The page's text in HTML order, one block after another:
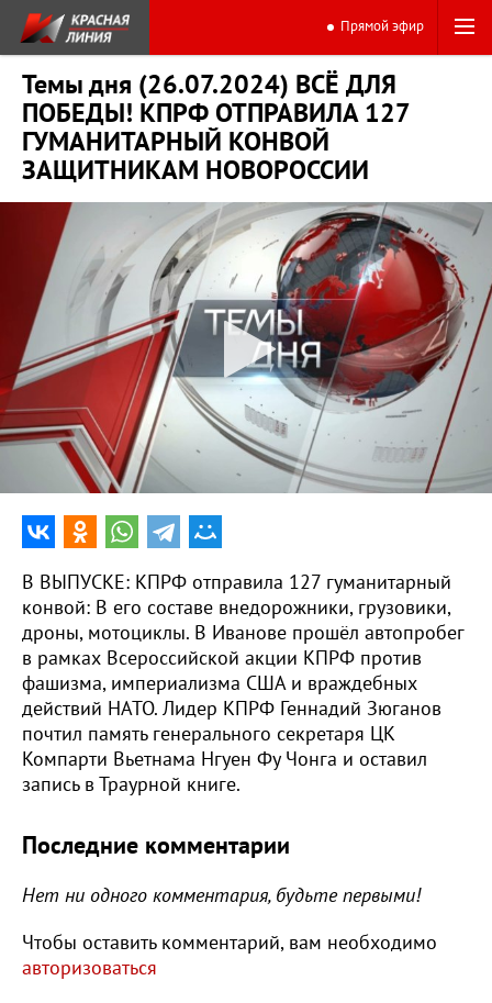
Прямой эфир
Темы дня (26.07.2024) ВСЁ ДЛЯ
ПОБЕДЫ! КПРФ ОТПРАВИЛА 127
ГУМАНИТАРНЫЙ КОНВОЙ
ЗАЩИТНИКАМ НОВОРОССИИ
0:00
В ВЫПУСКЕ: КПРФ отправила 127 гуманитарный
конвой: В его составе внедорожники, грузовики,
дроны, мотоциклы. В Иванове прошёл автопробег
в рамках Всероссийской акции КПРФ против
фашизма, империализма США и враждебных
действий НАТО. Лидер КПРФ Геннадий Зюганов
почтил память генерального секретаря ЦК
Компарти Вьетнама Нгуен Фу Чонга и оставил
запись в Траурной книге.
Последние комментарии
Нет ни одного комментария, будьте первыми!
Чтобы оставить комментарий, вам необходимо
авторизоваться